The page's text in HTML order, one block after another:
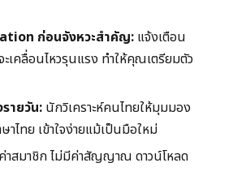
ก่อนจังหวะสำคัญ: แจ้งเตือน
เคลื่อนไหวรุนแรง ทำให้คุณเตรียมตัว
ายวัน: นักวิเคราะห์คนไทยให้มุมมอง
าไทย เข้าใจง่ายแม้เป็นมือใหม่
าสมาชิก ไม่มีค่าสัญญาณ ดาวน์โหลด